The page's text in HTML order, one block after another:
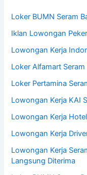
Loker BUMN Seram
Iklan Lowongan
Lowongan Kerja
Loker Alfamart
Loker Pertamina
Lowongan Kerja KAI
Lowongan Kerja
Lowongan Kerja
Lowongan Kerja
Langsung Diterima